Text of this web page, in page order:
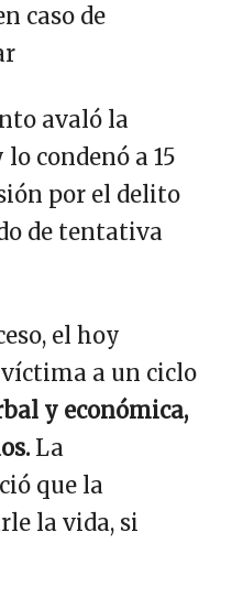
caso de
avaló la
condenó a 15
por el delito
de tentativa
el hoy
a un ciclo
y económica,
La
que la
la vida, si